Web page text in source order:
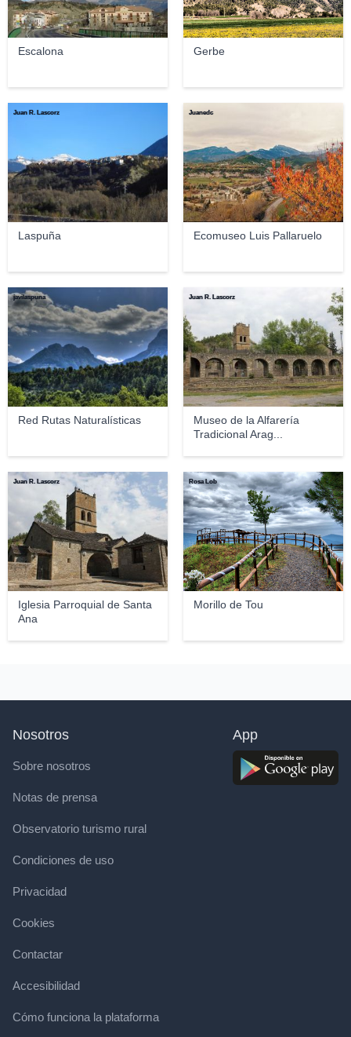
Escalona Gerbe
Laspuña
Juan R. Lascorz
Ecomuseo Luis Pallaruelo
Juanedc
Red Rutas Naturalísticas
javilaspuna
Museo de la Alfarería
Tradicional Arag...
Juan R. Lascorz
Iglesia Parroquial de Santa
Ana
Juan R. Lascorz
Morillo de Tou
Rosa Lob
Nosotros
Sobre nosotros
Notas de prensa
Observatorio turismo rural
Condiciones de uso
Privacidad
Cookies
Contactar
Accesibilidad
Cómo funciona la plataforma
App